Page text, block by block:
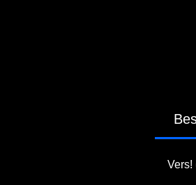
Vers!